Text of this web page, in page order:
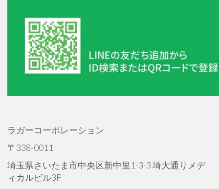
ラガーコーポレーション
〒338-0011
埼玉県さいたま市中央区新中里1-3-3 埼大通りメデ
ィカルビル3F